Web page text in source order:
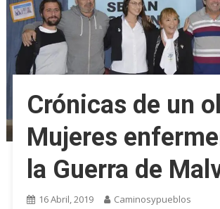
Crónicas de un
Mujeres
la Guerra de
16 Abril, 2019 Caminosypueblos